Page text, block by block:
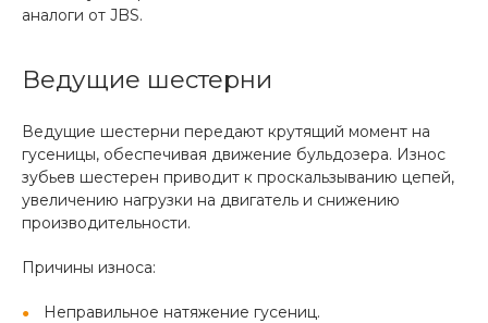
аналоги от JBS.
Ведущие шестерни
Ведущие шестерни передают крутящий момент на
гусеницы, обеспечивая движение бульдозера. Износ
зубьев шестерен приводит к проскальзыванию цепей,
увеличению нагрузки на двигатель и снижению
производительности.
Причины износа:
Неправильное натяжение гусениц.